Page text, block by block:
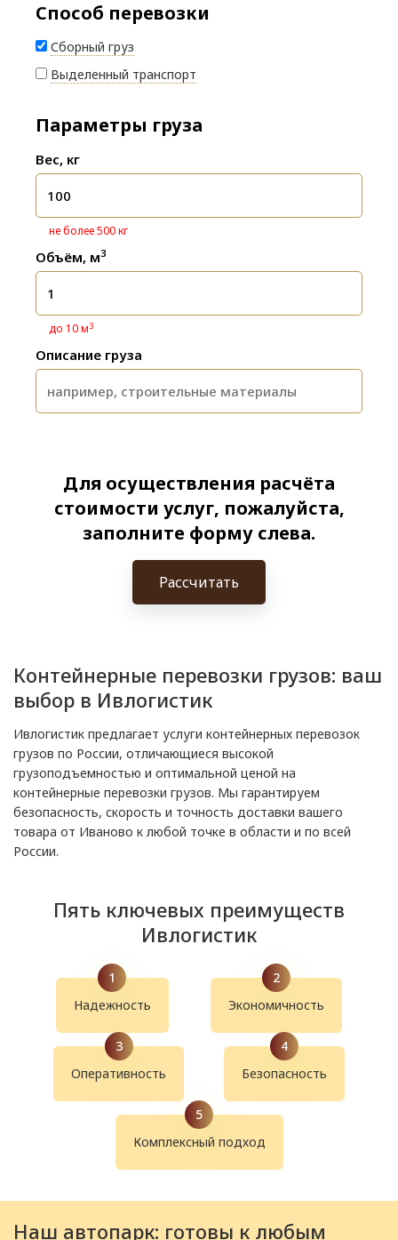
Способ перевозки
Сборный груз
Выделенный транспорт
Параметры груза
Вес, кг
не более 500 кг
Объём, м3
до 10 м3
Описание груза
Для осуществления расчёта
стоимости услуг, пожалуйста,
заполните форму слева.
Рассчитать
Контейнерные перевозки грузов: ваш
выбор в Ивлогистик
Ивлогистик предлагает услуги контейнерных перевозок
грузов по России, отличающиеся высокой
грузоподъемностью и оптимальной ценой на
контейнерные перевозки грузов. Мы гарантируем
безопасность, скорость и точность доставки вашего
товара от Иваново к любой точке в области и по всей
России.
Пять ключевых преимуществ
Ивлогистик
Надежность Экономичность
Оперативность Безопасность
Комплексный подход
Наш автопарк: готовы к любым